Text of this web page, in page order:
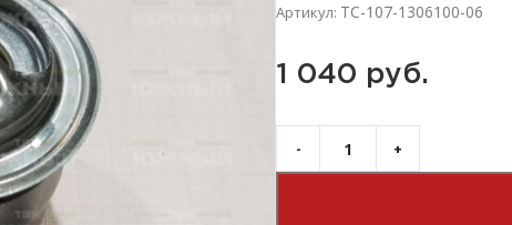
Артикул: ТС-107-1306100-06
1 040 руб.